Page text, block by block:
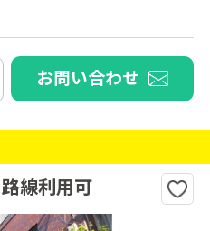
お問い合わせ
線利用可